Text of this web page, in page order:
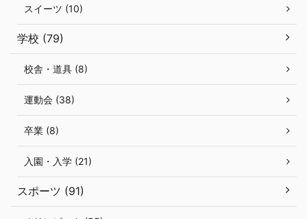
スイーツ (10)
学校 (79)
校舎・道具 (8)
運動会 (38)
卒業 (8)
入園・入学 (21)
スポーツ (91)